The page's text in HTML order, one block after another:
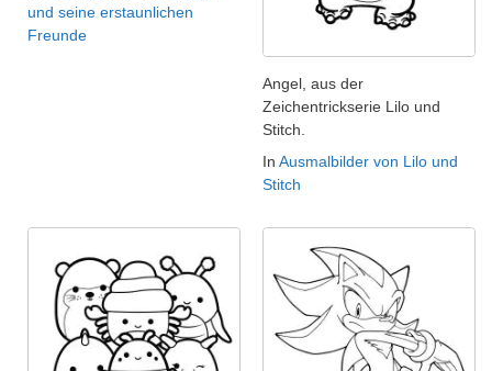
und seine erstaunlichen
Freunde
Angel, aus der
Zeichentrickserie Lilo und
Stitch.
In Ausmalbilder von Lilo und
Stitch